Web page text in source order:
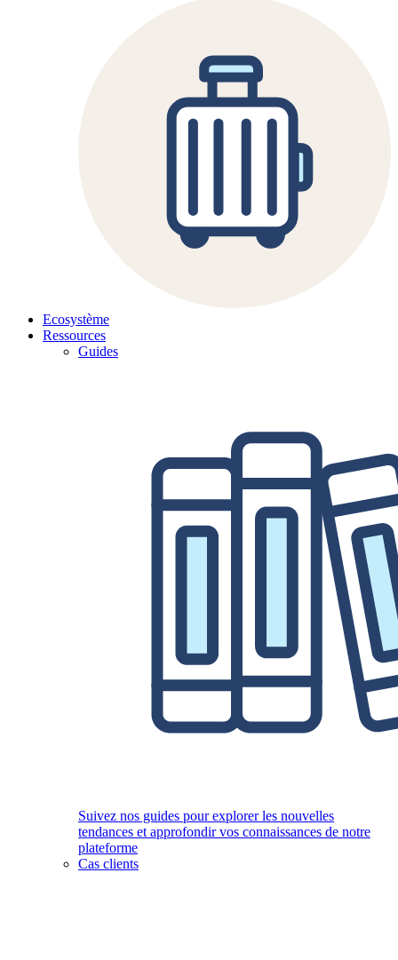
Ecosystème
Ressources
Guides
Suivez nos guides pour explorer les nouvelles
tendances et approfondir vos connaissances de notre
plateforme
Cas clients